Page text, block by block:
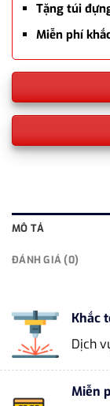
Tặng túi
Miễn phí
MÔ TẢ
ĐÁNH GIÁ (0)
Khắc
Dịch
Miễn